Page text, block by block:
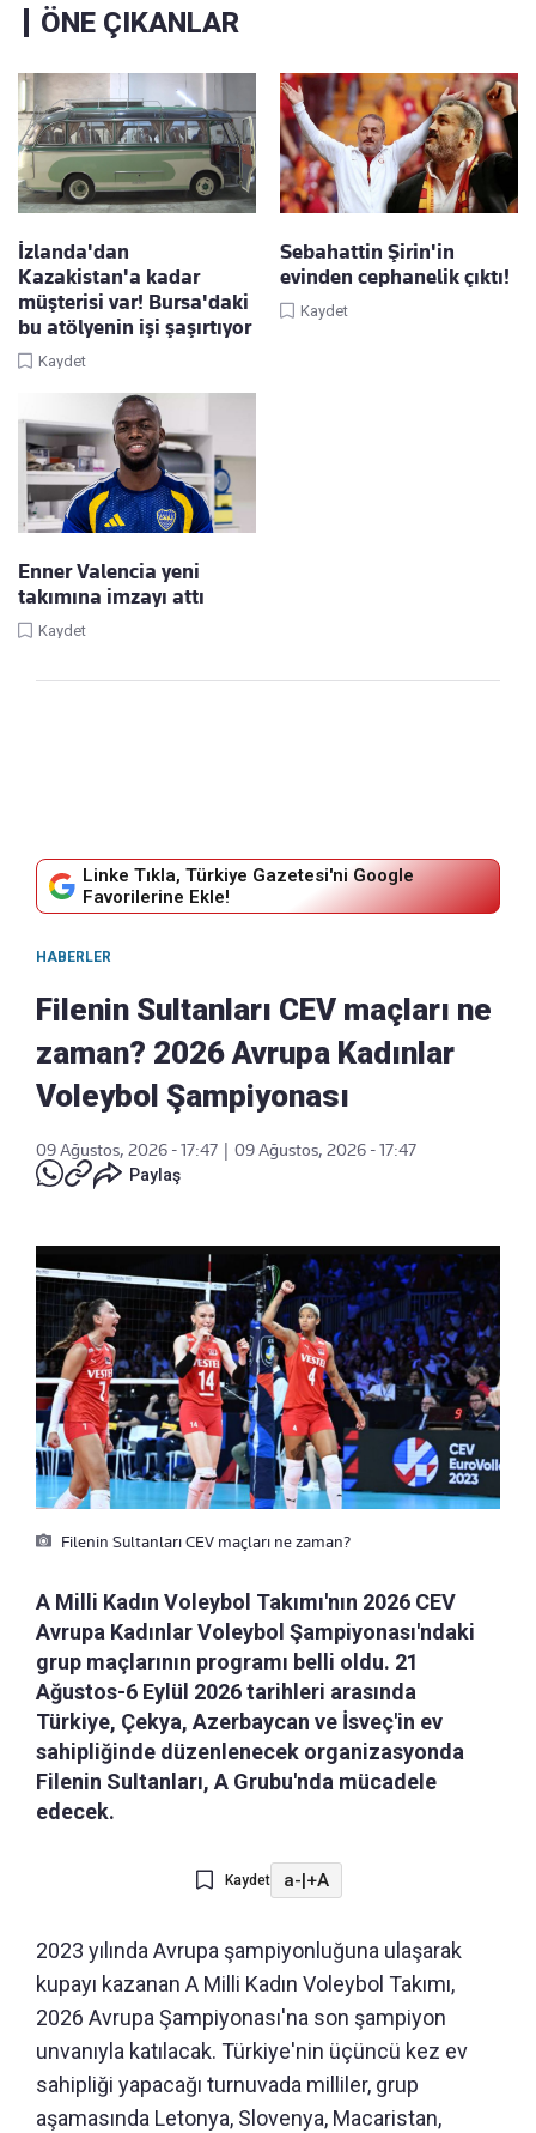
ÖNE ÇIKANLAR
İzlanda'dan
Kazakistan'a kadar
müşterisi var! Bursa'daki
bu atölyenin işi şaşırtıyor
Kaydet
Sebahattin Şirin'in
evinden cephanelik çıktı!
Kaydet
Enner Valencia yeni
takımına imzayı attı
Kaydet
Linke Tıkla, Türkiye Gazetesi'ni Google
Favorilerine Ekle!
HABERLER
Filenin Sultanları CEV maçları ne
zaman? 2026 Avrupa Kadınlar
Voleybol Şampiyonası
09 Ağustos, 2026 - 17:47
09 Ağustos, 2026 - 17:47
Paylaş
Filenin Sultanları CEV maçları ne zaman?
A Milli Kadın Voleybol Takımı'nın 2026 CEV
Avrupa Kadınlar Voleybol Şampiyonası'ndaki
grup maçlarının programı belli oldu. 21
Ağustos-6 Eylül 2026 tarihleri arasında
Türkiye, Çekya, Azerbaycan ve İsveç'in ev
sahipliğinde düzenlenecek organizasyonda
Filenin Sultanları, A Grubu'nda mücadele
edecek.
Kaydet a-|+A
2023 yılında Avrupa şampiyonluğuna ulaşarak
kupayı kazanan A Milli Kadın Voleybol Takımı,
2026 Avrupa Şampiyonası'na son şampiyon
unvanıyla katılacak. Türkiye'nin üçüncü kez ev
sahipliği yapacağı turnuvada milliler, grup
aşamasında Letonya, Slovenya, Macaristan,